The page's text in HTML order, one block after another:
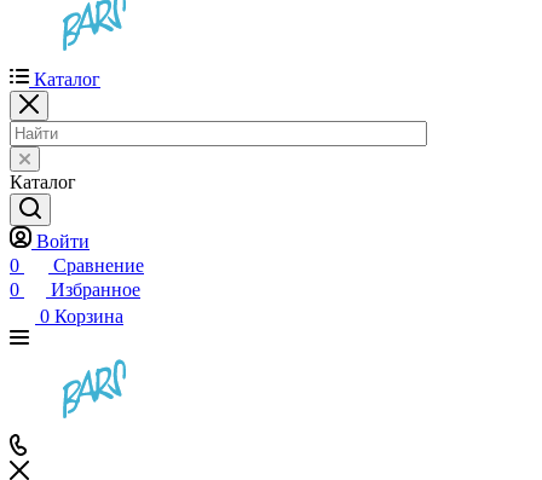
Каталог
Каталог
Войти
0
Сравнение
0
Избранное
0 Корзина